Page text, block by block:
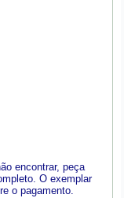
encontrar, peça
O exemplar
o pagamento.